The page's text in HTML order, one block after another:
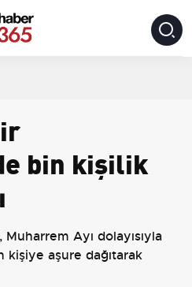
bin kişilik
Ayı dolayısıyla
aşure dağıtarak